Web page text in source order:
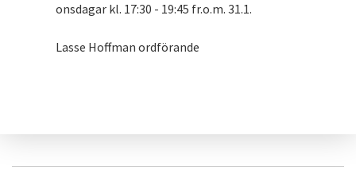
onsdagar kl. 17:30 - 19:45 fr.o.m. 31.1.
Lasse Hoffman ordförande